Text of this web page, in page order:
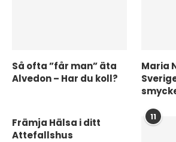
Så ofta ”får man” äta
Alvedon – Har du koll?
Maria
Främja Hälsa i ditt
Attefallshus
11